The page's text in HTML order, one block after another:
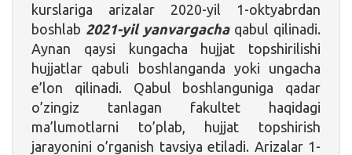
kurslariga arizalar 2020-yil 1-oktyabrdan
boshlab 2021-yil yanvargachaqabul qilinadi.
Aynan qaysi kungacha hujjat topshirilishi
hujjatlar qabuli boshlanganda yoki ungacha
e’lon qilinadi. Qabul boshlanguniga qadar
o’zingiz tanlagan fakultet haqidagi
ma’lumotlarni to’plab, hujjat topshirish
jarayonini o’rganish tavsiya etiladi. Arizalar 1-